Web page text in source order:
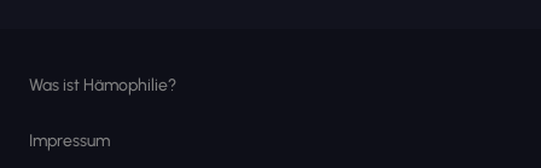
Was ist Hämophilie?
Impressum